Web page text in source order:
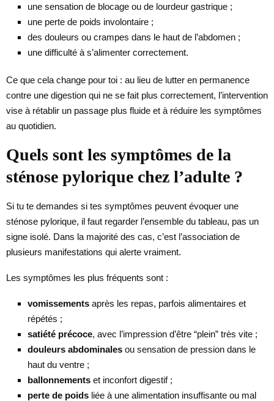
une sensation de blocage ou de lourdeur gastrique ;
une perte de poids involontaire ;
des douleurs ou crampes dans le haut de l’abdomen ;
une difficulté à s’alimenter correctement.
Ce que cela change pour toi : au lieu de lutter en permanence
contre une digestion qui ne se fait plus correctement, l’intervention
vise à rétablir un passage plus fluide et à réduire les symptômes
au quotidien.
Quels sont les symptômes de la
sténose pylorique chez l’adulte ?
Si tu te demandes si tes symptômes peuvent évoquer une
sténose pylorique, il faut regarder l’ensemble du tableau, pas un
signe isolé. Dans la majorité des cas, c’est l’association de
plusieurs manifestations qui alerte vraiment.
Les symptômes les plus fréquents sont :
vomissements après les repas, parfois alimentaires et
répétés ;
satiété précoce, avec l’impression d’être “plein” très vite ;
douleurs abdominales ou sensation de pression dans le
haut du ventre ;
ballonnements et inconfort digestif ;
perte de poids liée à une alimentation insuffisante ou mal